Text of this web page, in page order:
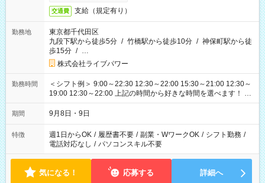
交通費 支給（規定有り）
勤務地
東京都千代田区
九段下駅から徒歩5分 / 竹橋駅から徒歩10分 / 神保町駅から徒
歩15分 / …
株式会社ライブパワー
勤務時間
＜シフト例＞ 9:00～22:30 12:30～22:00 15:30～21:00 12:30～
19:00 12:30～22:00 上記の時間から好きな時間を選べます！ ※
時間は変更となる可能性があります
期間 9月8日・9日
特徴 週1日からOK / 履歴書不要 / 副業・WワークOK / シフト勤務 /
電話対応なし / パソコンスキル不要
気になる！ 応募する 詳細へ